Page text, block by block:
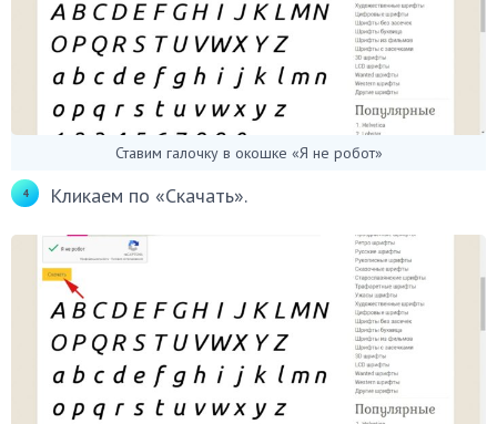
Ставим галочку в окошке «Я не робот»
Кликаем по «Скачать».